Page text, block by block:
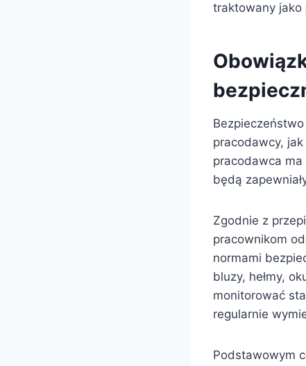
traktowany jako
pracodawcy,
pracodawca
będą
Zgodnie z
pracownikom
normami
bluzy, hełmy,
monitorować
regularnie
Podstawowym